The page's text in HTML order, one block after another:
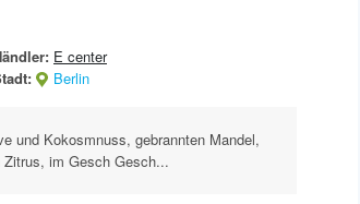
E center
Berlin
und Kokosmnuss, gebrannten Mandel,
im Gesch Gesch...